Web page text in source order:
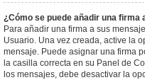
¿Cómo se puede añadir una firma
Para añadir una firma a sus
Usuario. Una vez creada, active la
mensaje. Puede asignar una firma
la casilla correcta en su Panel de
los mensajes, debe desactivar la